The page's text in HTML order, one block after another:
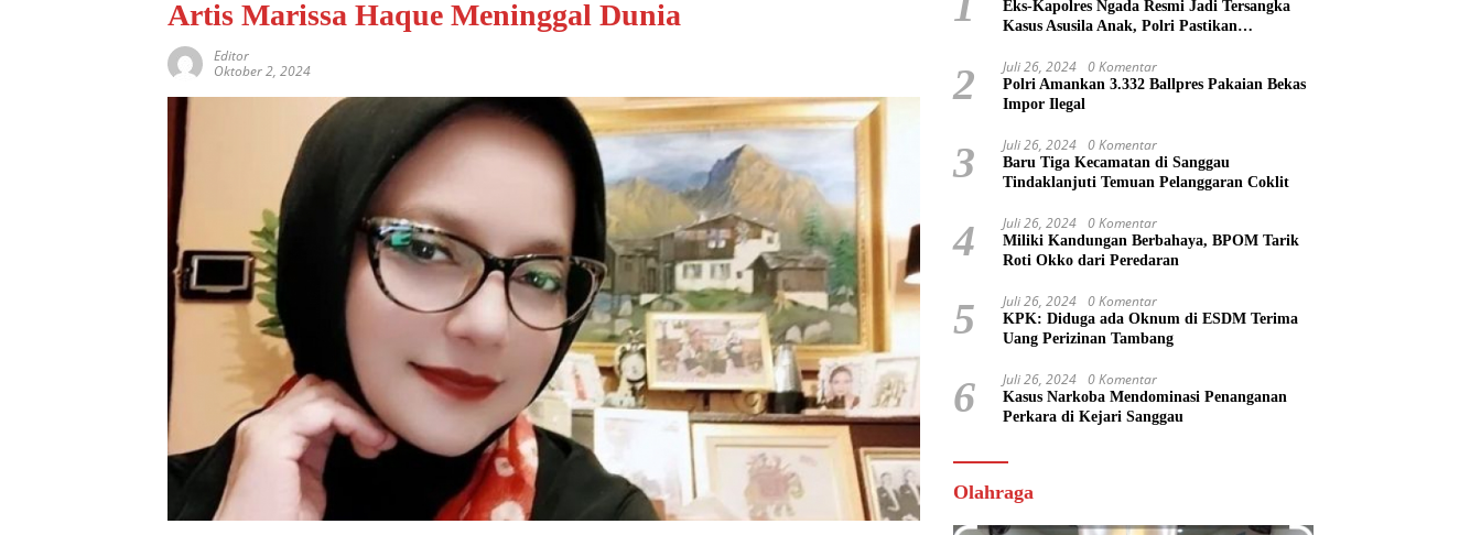
Artis Marissa Haque Meninggal Dunia
Editor
Oktober 2, 2024
Eks-Kapolres Ngada Resmi Jadi Tersangka
Kasus Asusila Anak, Polri Pastikan
2 Juli 26, 2024 0 Komentar
Polri Amankan 3.332 Ballpres Pakaian Bekas
Impor Ilegal
3 Juli 26, 2024 0 Komentar
Baru Tiga Kecamatan di Sanggau
Tindaklanjuti Temuan Pelanggaran Coklit
4 Juli 26, 2024 0 Komentar
Miliki Kandungan Berbahaya, BPOM Tarik
Roti Okko dari Peredaran
5 Juli 26, 2024 0 Komentar
KPK: Diduga ada Oknum di ESDM Terima
Uang Perizinan Tambang
6 Juli 26, 2024 0 Komentar
Kasus Narkoba Mendominasi Penanganan
Perkara di Kejari Sanggau
Olahraga